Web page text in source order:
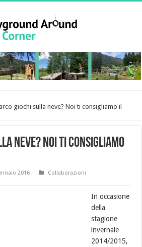
giochi sulla neve? Noi ti consigliamo il
neve? Noi ti consigliamo
2016
Collaborazioni
In occasione
della
stagione
invernale
2014/2015,